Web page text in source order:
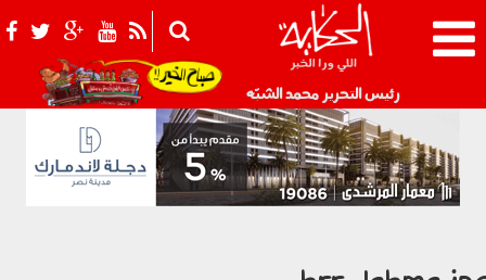
رئيس التحرير محمد الشبّه 021_2.png